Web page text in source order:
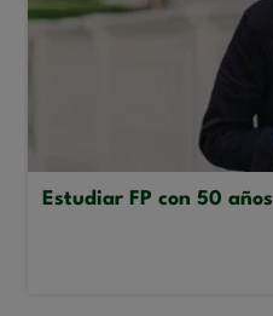
Estudiar FP con 50 años